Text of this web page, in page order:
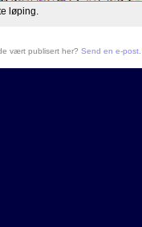
løping.
vært publisert her? Send en e-post